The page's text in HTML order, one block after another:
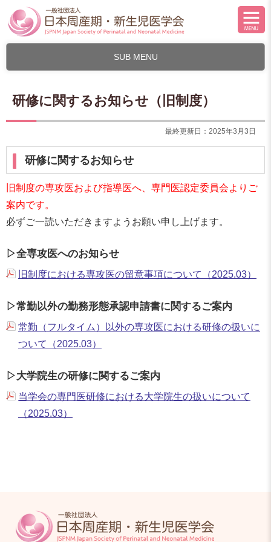
SUB MENU
研修に関するお知らせ（旧制度）
最終更新日：2025年3月3日
研修に関するお知らせ
旧制度の専攻医および指導医へ、専門医認定委員会よりご
案内です。
必ずご一読いただきますようお願い申し上げます。
▷全専攻医へのお知らせ
旧制度における専攻医の留意事項について（2025.03）
▷常勤以外の勤務形態承認申請書に関するご案内
常勤（フルタイム）以外の専攻医における研修の扱いに
ついて（2025.03）
▷大学院生の研修に関するご案内
当学会の専門医研修における大学院生の扱いについて
（2025.03）